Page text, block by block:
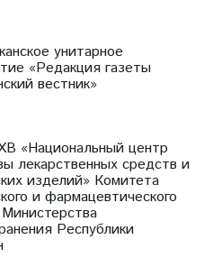
унитарное
«Редакция газеты
вестник»
«Национальный центр
лекарственных средств и
изделий» Комитета
и фармацевтического
Республики